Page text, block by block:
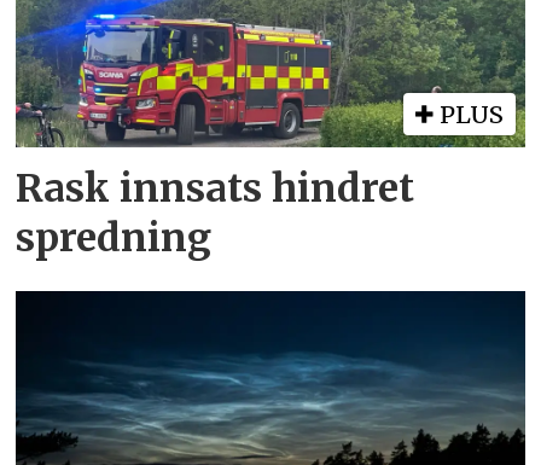
PLUS
Rask innsats hindret
spredning